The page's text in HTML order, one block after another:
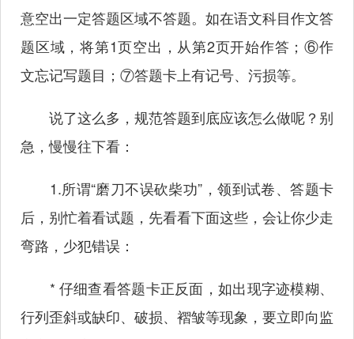
意空出一定答题区域不答题。如在语文科目作文答
题区域，将第1页空出，从第2页开始作答；⑥作
文忘记写题目；⑦答题卡上有记号、污损等。
说了这么多，规范答题到底应该怎么做呢？别
急，慢慢往下看：
1.所谓“磨刀不误砍柴功”，领到试卷、答题卡
后，别忙着看试题，先看看下面这些，会让你少走
弯路，少犯错误：
* 仔细查看答题卡正反面，如出现字迹模糊、
行列歪斜或缺印、破损、褶皱等现象，要立即向监